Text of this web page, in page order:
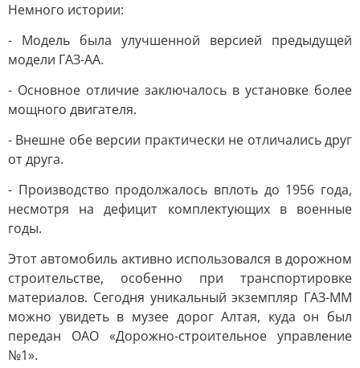
Немного истории:
- Модель была улучшенной версией предыдущей
модели ГАЗ-АА.
- Основное отличие заключалось в установке более
мощного двигателя.
- Внешне обе версии практически не отличались друг
от друга.
- Производство продолжалось вплоть до 1956 года,
несмотря на дефицит комплектующих в военные
годы.
Этот автомобиль активно использовался в дорожном
строительстве, особенно при транспортировке
материалов. Сегодня уникальный экземпляр ГАЗ-ММ
можно увидеть в музее дорог Алтая, куда он был
передан ОАО «Дорожно-строительное управление
№1».